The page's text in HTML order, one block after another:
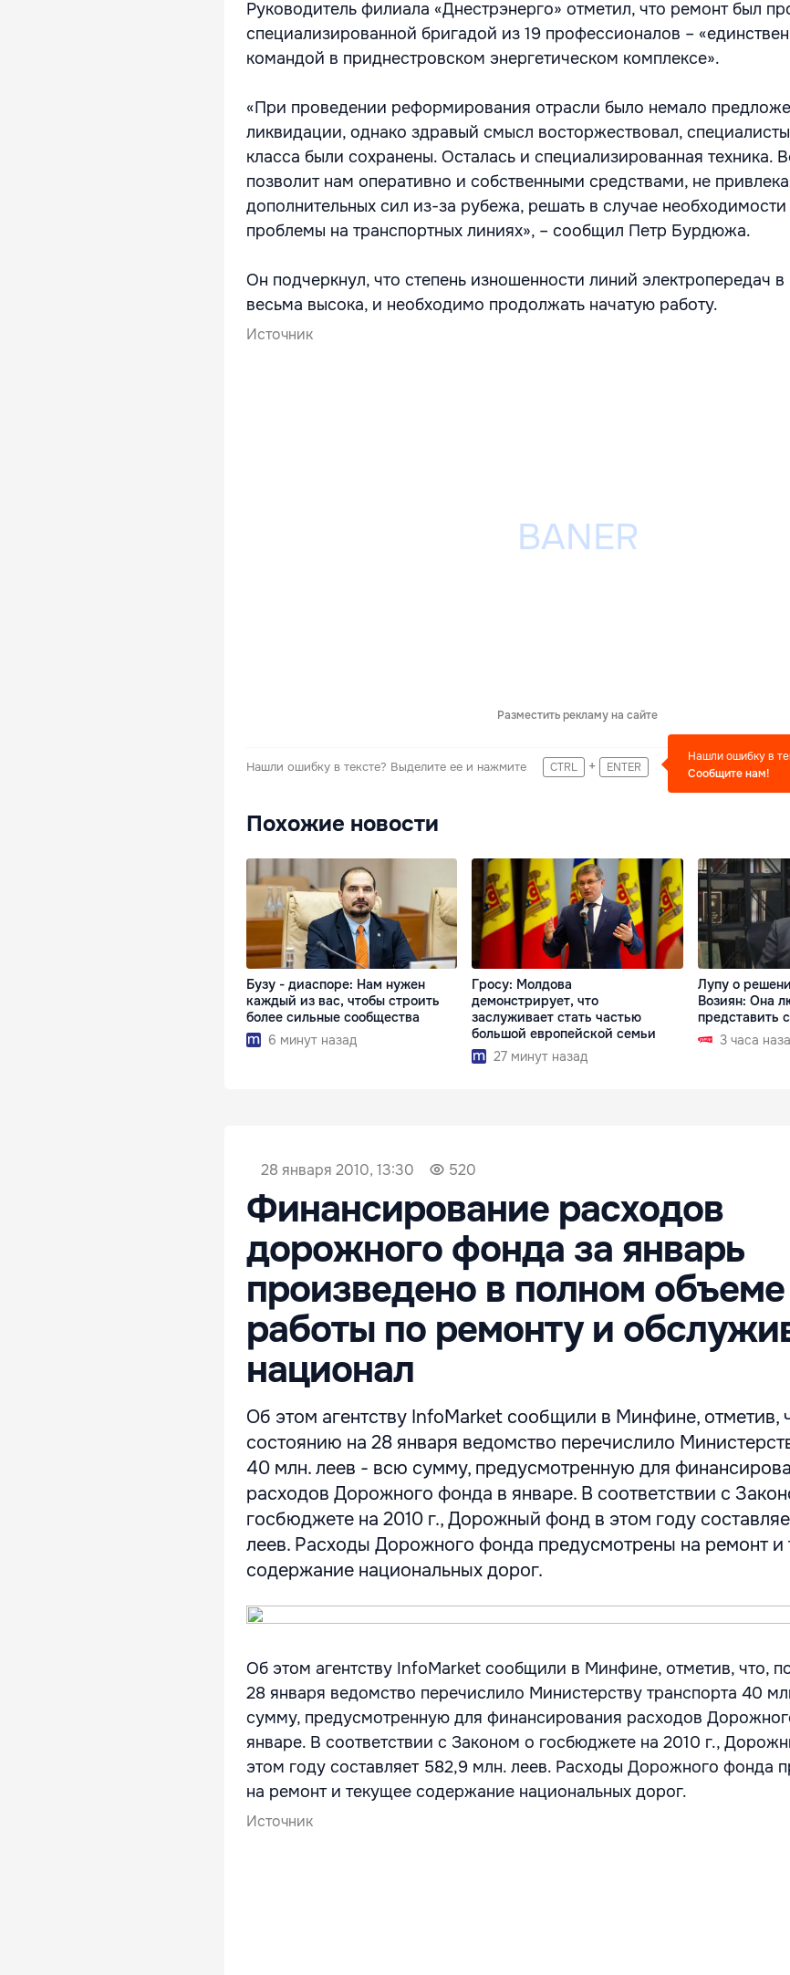
Руководитель филиала «Днестрэнерго» отметил, что ремонт был
специализированной бригадой из 19 профессионалов –
командой в приднестровском энергетическом комплексе».
«При проведении реформирования отрасли было немало
ликвидации, однако здравый смысл восторжествовал,
класса были сохранены. Осталась и специализированная техника.
позволит нам оперативно и собственными средствами, не
дополнительных сил из-за рубежа, решать в случае
проблемы на транспортных линиях», – сообщил Петр Бурдюжа.
Он подчеркнул, что степень изношенности линий электропередач в
весьма высока, и необходимо продолжать начатую работу.
Источник
Разместить рекламу на сайте
Нашли ошибку в тексте? Выделите ее и нажмите CTRL + ENTER
Нашли ошибку в
Сообщите нам!
Похожие новости
Бузу - диаспоре: Нам нужен
каждый из вас, чтобы строить
более сильные сообщества
6 минут назад
Гросу: Молдова
демонстрирует, что
заслуживает стать частью
большой европейской семьи
27 минут назад
Лупу о
Возиян: Она
представить
3 часа
28 января 2010, 13:30 520
Финансирование расходов
дорожного фонда за январь
произведено в полном объеме
работы по ремонту и
национал
Об этом агентству InfoMarket сообщили в Минфине, отметив,
состоянию на 28 января ведомство перечислило
40 млн. леев - всю сумму, предусмотренную для
расходов Дорожного фонда в январе. В соответствии с
госбюджете на 2010 г., Дорожный фонд в этом году
леев. Расходы Дорожного фонда предусмотрены на ремонт и
содержание национальных дорог.
Об этом агентству InfoMarket сообщили в Минфине, отметив, что,
28 января ведомство перечислило Министерству транспорта 40
сумму, предусмотренную для финансирования расходов
январе. В соответствии с Законом о госбюджете на 2010 г.,
этом году составляет 582,9 млн. леев. Расходы Дорожного фонда
на ремонт и текущее содержание национальных дорог.
Источник